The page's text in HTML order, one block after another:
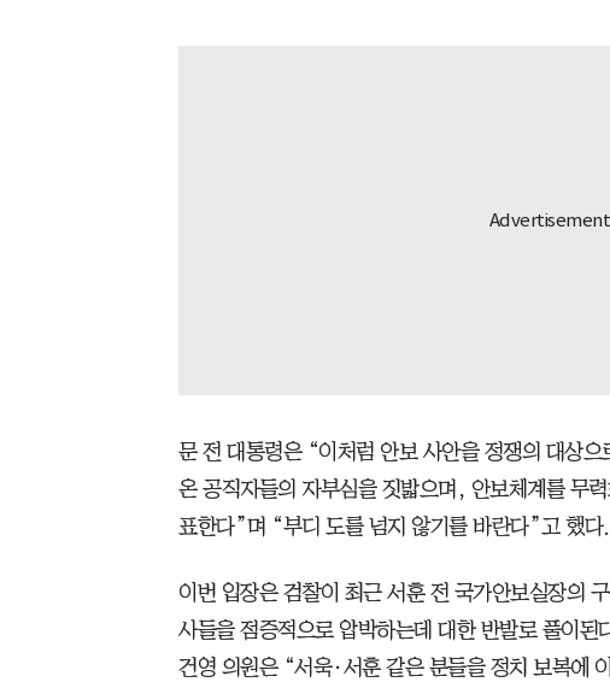
문 전 대통령은 “이처럼 안보 사안을 정쟁의 대상
온 공직자들의 자부심을 짓밟으며, 안보체계를 무
표한다”며 “부디 도를 넘지 않기를 바란다”고 했다.
이번 입장은 검찰이 최근 서훈 전 국가안보실장의
사들을 점증적으로 압박하는데 대한 반발로 풀이된
건영 의원은 “서욱·서훈 같은 분들을 정치 보복에